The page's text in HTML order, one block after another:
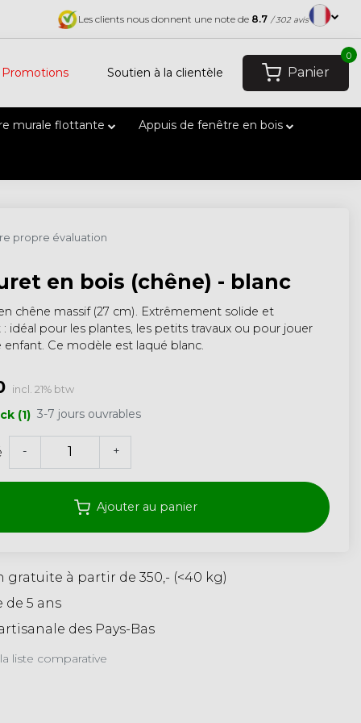
Les clients nous donnent une note de 8.7 / 302 avis
Promotions Soutien à la clientèle Panier
0
murale flottante Appuis de fenêtre en bois
propre évaluation
en bois (chêne) - blanc
chêne massif (27 cm). Extrêmement solide et
idéal pour les plantes, les petits travaux ou pour jouer
enfant. Ce modèle est laqué blanc.
incl. 21% btw
(1) 3-7 jours ouvrables
- +
Ajouter au panier
gratuite à partir de 350,- (<40 kg)
de 5 ans
des Pays-Bas
liste comparative